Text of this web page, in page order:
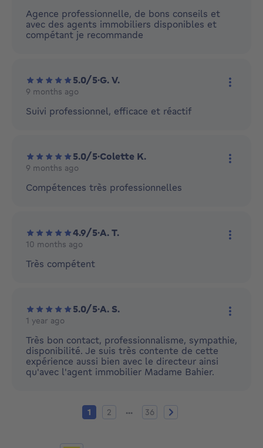
Agence professionnelle, de bons conseils et
avec des agents immobiliers disponibles et
compétant je recommande
5.0/5·G. V.
9 months ago
Suivi professionnel, efficace et réactif
5.0/5·Colette K.
9 months ago
Compétences très professionnelles
4.9/5·A. T.
10 months ago
Très compétent
5.0/5·A. S.
1 year ago
Très bon contact, professionnalisme, sympathie,
disponibilité. Je suis très contente de cette
expérience aussi bien avec le directeur ainsi
qu'avec l'agent immobilier Madame Bahier.
Current page
1 Page 2
2 ... Page 36
36 Next page